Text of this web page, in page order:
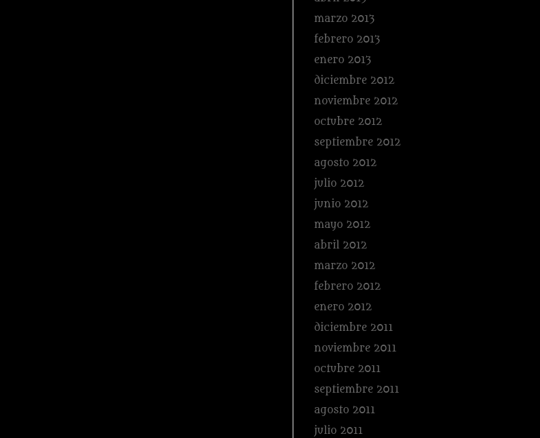
marzo 2013
febrero 2013
enero 2013
diciembre 2012
noviembre 2012
octubre 2012
septiembre 2012
agosto 2012
julio 2012
junio 2012
mayo 2012
abril 2012
marzo 2012
febrero 2012
enero 2012
diciembre 2011
noviembre 2011
octubre 2011
septiembre 2011
agosto 2011
julio 2011